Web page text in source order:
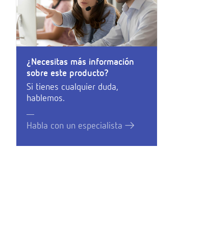
¿Necesitas más información
sobre este producto?
Si tienes cualquier duda,
hablemos.
Habla con un especialista